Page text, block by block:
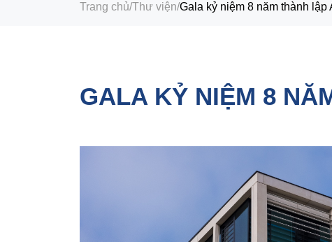
Trang chủ/Thư viện/Gala kỷ niệm 8 năm thành lập
GALA KỶ NIỆM 8